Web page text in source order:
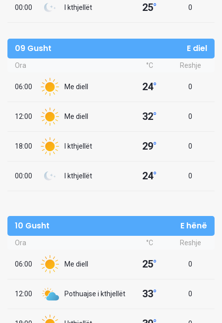
00:00 I kthjellët 25° 0
09 Gusht E diel
Ora °C Reshje
06:00 Me diell 24° 0
12:00 Me diell 32° 0
18:00 I kthjellët 29° 0
00:00 I kthjellët 24° 0
10 Gusht E hënë
Ora °C Reshje
06:00 Me diell 25° 0
12:00 Pothuajse i kthjellët 33° 0